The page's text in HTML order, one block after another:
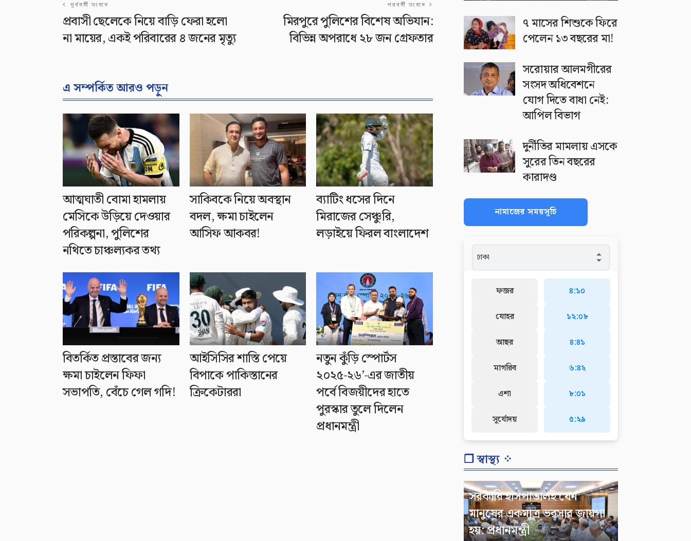
পূর্ববর্তী সংবাদ
প্রবাসী ছেলেকে নিয়ে বাড়ি ফেরা হলো
না মায়ের, একই পরিবারের ৪ জনের মৃত্যু
পরবর্তী সংবাদ
মিরপুরে পুলিশের বিশেষ অভিযান:
বিভিন্ন অপরাধে ২৮ জন গ্রেফতার
এ সম্পর্কিত আরও পড়ুন
আত্মঘাতী বোমা হামলায়
মেসিকে উড়িয়ে দেওয়ার
পরিকল্পনা, পুলিশের
নথিতে চাঞ্চল্যকর তথ্য
সাকিবকে নিয়ে অবস্থান
বদল, ক্ষমা চাইলেন
আসিফ আকবর!
ব্যাটিং ধসের দিনে
মিরাজের সেঞ্চুরি,
লড়াইয়ে ফিরল বাংলাদেশ
বিতর্কিত প্রস্তাবের জন্য
ক্ষমা চাইলেন ফিফা
সভাপতি, বেঁচে গেল গদি!
আইসিসির শাস্তি পেয়ে
বিপাকে পাকিস্তানের
ক্রিকেটাররা
নতুন কুঁড়ি স্পোর্টস
২০২৫-২৬’-এর জাতীয়
পর্বে বিজয়ীদের হাতে
পুরস্কার তুলে দিলেন
প্রধানমন্ত্রী
৭ মাসের শিশুকে ফিরে
পেলেন ১৩ বছরের মা!
সরোয়ার আলমগীরের
সংসদ অধিবেশনে
যোগ দিতে বাধা নেই:
আপিল বিভাগ
দুর্নীতির মামলায় এসকে
সুরের তিন বছরের
কারাদণ্ড
নামাজের সময়সূচি
ফজর
যোহর
আছর
মাগরিব
এশা
সূর্যোদয়
৪:১০
১২:০৮
৪:৪১
৬:৪২
৮:০১
৫:২৯
❐ স্বাস্থ্য ⁘
সরকারি হাসপাতালই যেন
মানুষের একমাত্র ভরসার জায়গা
হয়: প্রধানমন্ত্রী